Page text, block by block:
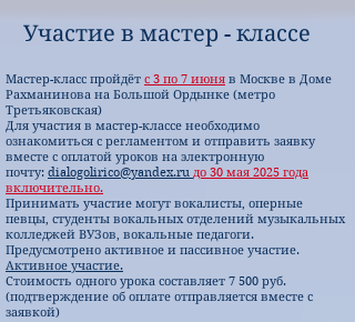
Участие в мастер - классе
Мастер-класс пройдёт с 3 по 7 июня в Москве в Доме
Рахманинова на Большой Ордынке (метро
Третьяковская)
Для участия в мастер-классе необходимо
ознакомиться с регламентом и отправить заявку
вместе с оплатой уроков на электронную
почту: dialogolirico@yandex.ru до 30 мая 2025 года
включительно.
Принимать участие могут вокалисты, оперные
певцы, студенты вокальных отделений музыкальных
колледжей ВУЗов, вокальные педагоги.
Предусмотрено активное и пассивное участие.
Активное участие.
Стоимость одного урока составляет 7 500 руб.
(подтверждение об оплате отправляется вместе с
заявкой)